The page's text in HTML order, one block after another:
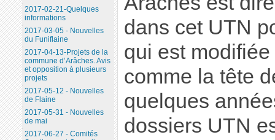
dans cet UTN
qui est
comme la tête
quelques
dossiers UTN
2017-02-21-Quelques
informations
2017-03-05 - Nouvelles
du Funiflaine
2017-04-13-Projets de la
commune d’Arâches. Avis
et opposition à plusieurs
projets
2017-05-12 - Nouvelles
de Flaine
2017-05-31 - Nouvelles
de mai
2017-06-27 - Comités